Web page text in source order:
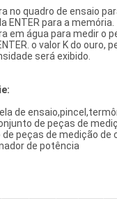
no quadro de ensaio
ENTER para a memória.
em água para medir o
o valor K do ouro,
será exibido.
de
de peças de
peças de medição de
de potência